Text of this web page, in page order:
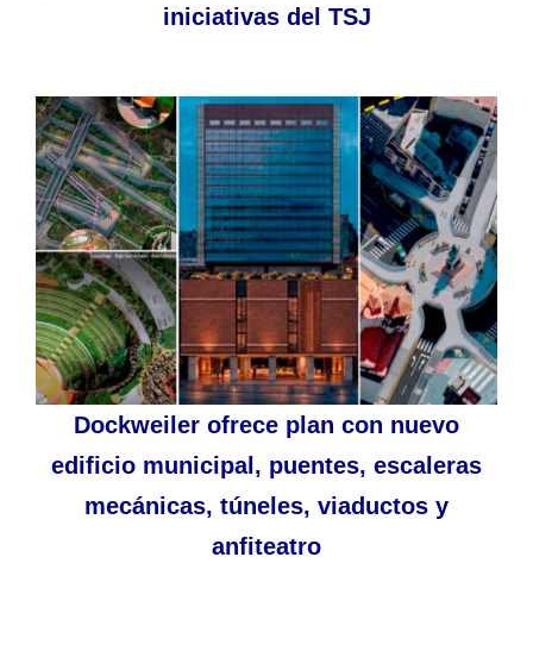
iniciativas del TSJ
Dockweiler ofrece plan con nuevo
edificio municipal, puentes, escaleras
mecánicas, túneles, viaductos y
anfiteatro